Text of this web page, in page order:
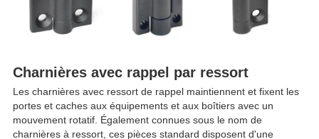
Charnières avec rappel par ressort
Les charnières avec ressort de rappel maintiennent et fixent les
portes et caches aux équipements et aux boîtiers avec un
mouvement rotatif. Également connues sous le nom de
charnières à ressort, ces pièces standard disposent d'une